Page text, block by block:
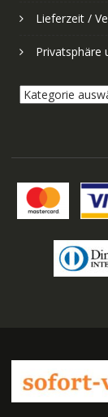
Lieferzeit /
Privatsphäre
Kategorie